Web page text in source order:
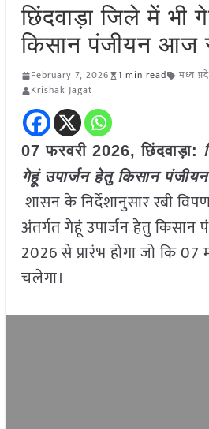
छिंदवाड़ा जिले में भी
किसान पंजीयन आज
February 7, 2026 1 min read मध्य
Krishak Jagat
07 फरवरी 2026, छिंदवाड़ा:
गेहूं उपार्जन हेतु किसान
शासन के निर्देशानुसार रबी
अंतर्गत गेहूं उपार्जन हेतु किसान
2026 से प्रारंभ होगा जो कि
चलेगा।